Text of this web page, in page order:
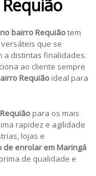
bairro Requiãotem
que se
a distintas finalidades.
ao cliente sempre
Requião ideal para
para os mais
rapidez e agilidade
lojas e
de enrolar em Maringá
de qualidade e